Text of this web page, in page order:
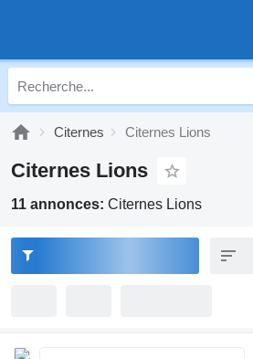
Citernes Citernes Lions
Citernes Lions
11 annonces: Citernes Lions